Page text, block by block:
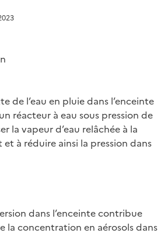
de l’eau en pluie dans l’enceinte
réacteur à eau sous pression de
la vapeur d’eau relâchée à la
à réduire ainsi la pression dans
dans l’enceinte contribue
la concentration en aérosols dans